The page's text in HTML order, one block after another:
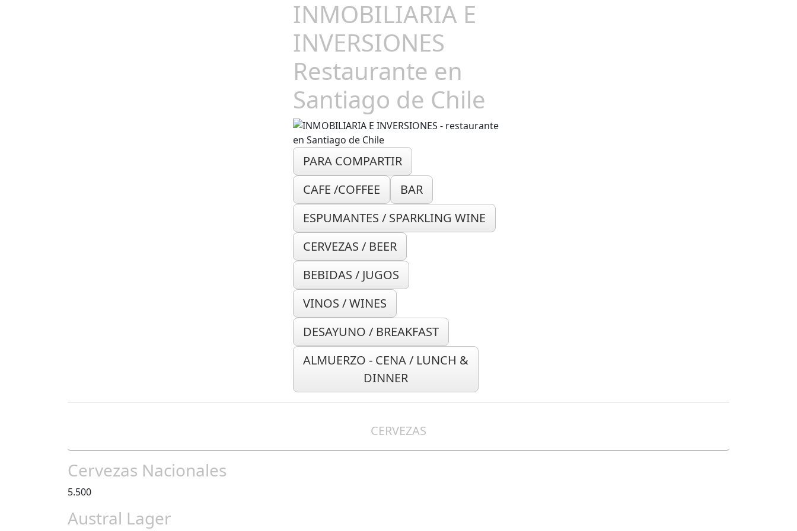
INMOBILIARIA E
INVERSIONES
Restaurante en
Santiago de Chile
PARA COMPARTIR
CAFE /COFFEE
BAR
ESPUMANTES / SPARKLING WINE
CERVEZAS / BEER
BEBIDAS / JUGOS
VINOS / WINES
DESAYUNO / BREAKFAST
ALMUERZO - CENA / LUNCH &
DINNER
CERVEZAS
Cervezas Nacionales
5.500
Austral Lager